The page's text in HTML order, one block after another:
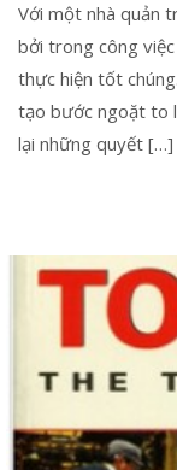
Với một nhà quản
bởi trong công
thực hiện tốt
tạo bước ngoặt to
lại những quyết […]